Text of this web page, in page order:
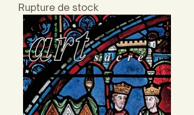
Rupture de stock